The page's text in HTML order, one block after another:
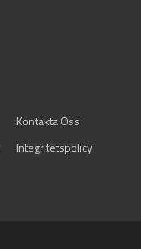
Kontakta Oss
Integritetspolicy